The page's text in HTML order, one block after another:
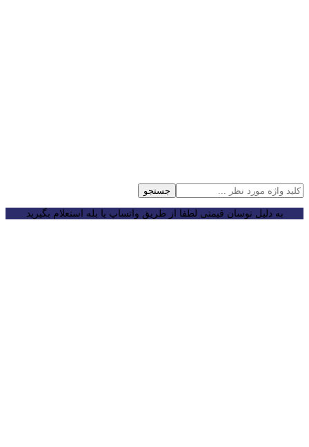
جستجو
به دلیل نوسان قیمتی لطفا از طریق واتساپ یا بله استعلام بگیرید